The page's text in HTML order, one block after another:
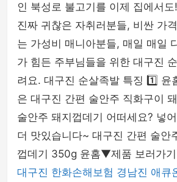
인 북성로 불고기를 이제 집에서
진짜 귀찮은 자취러분들, 비싼 가
는 가성비 매니아분들, 매일 매일
가 힘든 주부님들을 위한 대구진
려요. 대구진 순살족발 특징 1️⃣ 윤
은 대구진 간편 술안주 직화구이
술안주 돼지껍데기 어떠세요? 넣
더 맛있습니다~ 대구진 간편 술안
껍데기 350g 윤홈▼제품 보러가
대구진 한화손해보험 경남진 애큐